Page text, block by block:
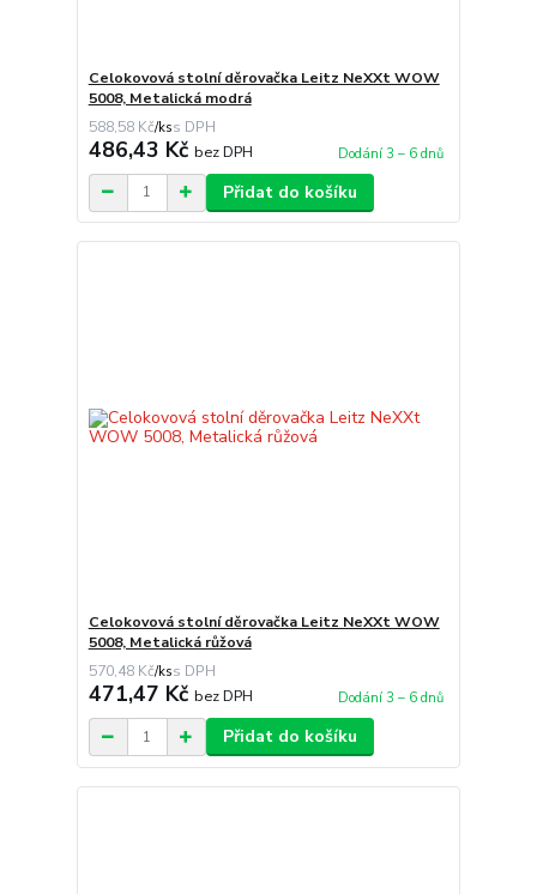
Celokovová stolní děrovačka Leitz NeXXt WOW
5008, Metalická modrá
588,58 Kč/ks
486,43 Kč bez DPH Dodání 3 – 6 dnů
Přidat do košíku
Celokovová stolní děrovačka Leitz NeXXt WOW
5008, Metalická růžová
570,48 Kč/ks
471,47 Kč bez DPH Dodání 3 – 6 dnů
Přidat do košíku